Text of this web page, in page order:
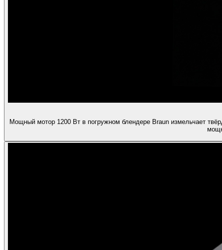
Мощный мотор 1200 Вт в погружном блендере Braun измельчает